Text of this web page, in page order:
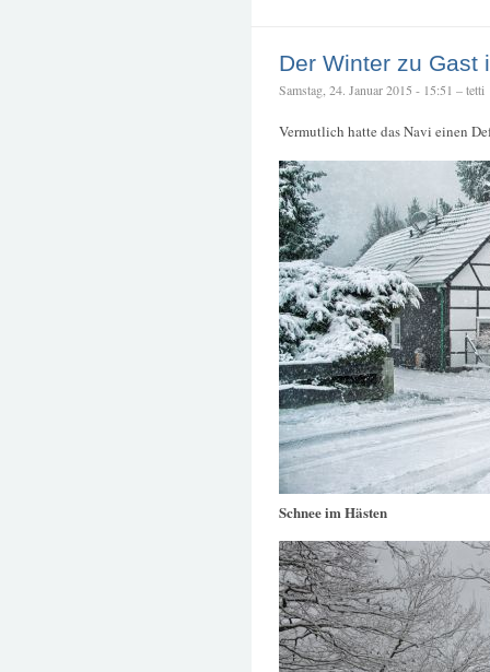
Der Winter zu Gast
Samstag, 24. Januar 2015 - 15:51 – tetti
Vermutlich hatte das Navi einen
Schnee im Hästen